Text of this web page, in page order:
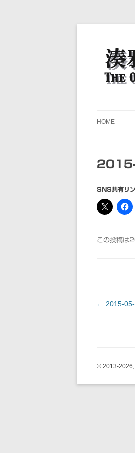
湊雅
HOME
SNS共有リ
この投稿は
投稿ナビゲ
← 2015-
© 2013-2026,